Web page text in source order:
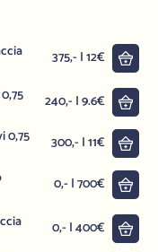
375,- | 12€
240,- | 9.6€
0,75 300,- | 11€
0,- | 700€
0,- | 400€